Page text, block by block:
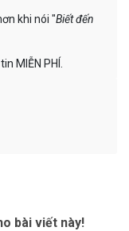
khi nói "Biết đến
MIỄN PHÍ.
bài viết này!